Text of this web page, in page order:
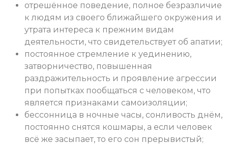
отрешённое поведение, полное безразличие
к людям из своего ближайшего окружения и
утрата интереса к прежним видам
деятельности, что свидетельствует об апатии;
постоянное стремление к уединению,
затворничество, повышенная
раздражительность и проявление агрессии
при попытках пообщаться с человеком, что
является признаками самоизоляции;
бессонница в ночные часы, сонливость днём,
постоянно снятся кошмары, а если человек
всё же засыпает, то его сон прерывистый;